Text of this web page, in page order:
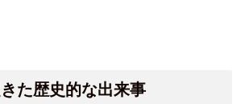
た歴史的な出来事